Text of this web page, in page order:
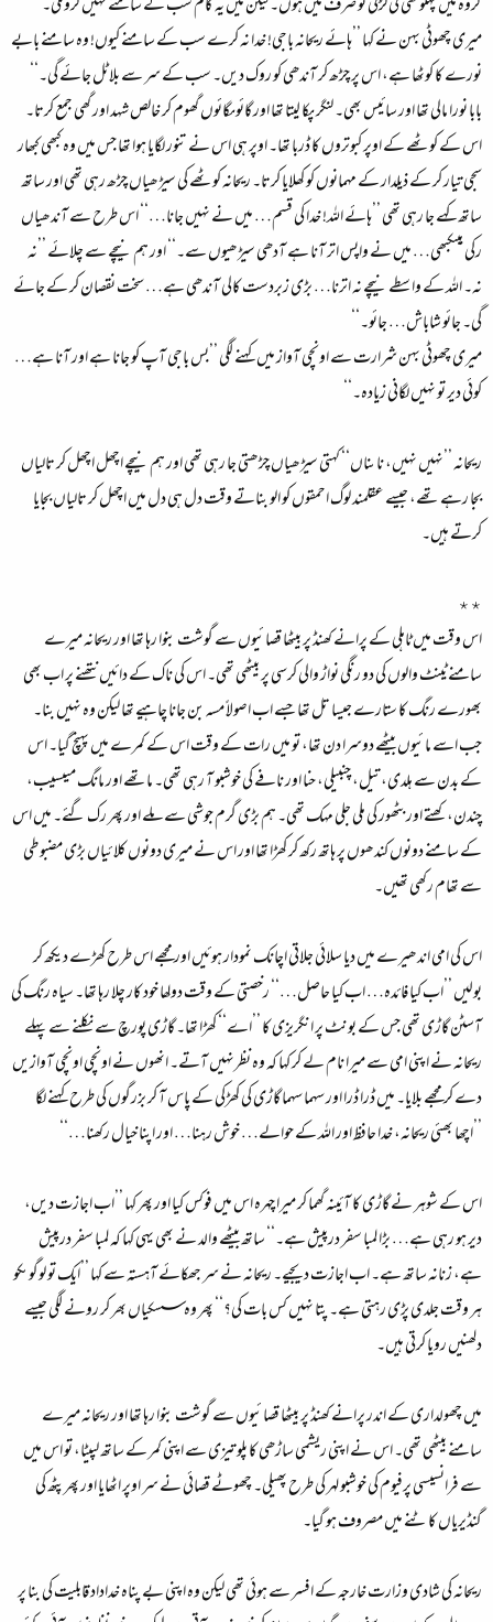
گروہ میں پہلوٹھی کی لڑکی تو صرف میں ہوں۔ لیکن میں یہ کام سب کے سامنے نہیں کروںگی۔‘‘
میری چھوٹی بہن نے کہا ’’ہائے ریحانہ باجی! خدا نہ کرے سب کے سامنے کیوں! وہ سامنے بابے
نورے کا کوٹھا ہے، اس پر چڑھ کر آندھی کو روک دیں۔ سب کے سر سے بلا ٹل جائے گی۔‘‘
بابا نورا مالی تھا اور سائیس بھی۔ لنگر پکا لیتا تھا اور گائوںگائوں گھوم کر خالص شہد اور گھی جمع کرتا۔
اس کے کوٹھے کے اوپر کبوتروں کا ڈربا تھا۔ اوپر ہی اس نے تنور لگایا ہوا تھا جس میں وہ کبھی کبھار
سجی تیار کر کے ذیلدار کے مہمانوں کو کھلایا کرتا۔ ریحانہ کوٹھے کی سیڑھیاں چڑھ رہی تھی اور ساتھ
ساتھ کہے جا رہی تھی ’’ہائے اللہ! خدا کی قسم… میں نے نہیں جانا…‘‘ اس طرح سے آندھیاں
رکی ہیںکبھی… میں نے واپس اتر آنا ہے آدھی سیڑھیوں سے۔‘‘ اور ہم نیچے سے چلائے ’’نہ
نہ۔ اللہ کے واسطے نیچے نہ اترنا… بڑی زبردست کالی آندھی ہے… سخت نقصان کر کے جائے
گی۔ جائو شاباش… جائو۔‘‘
میری چھوٹی بہن شرارت سے اونچی آواز میں کہنے لگی ’’بس باجی آپ کو جانا ہے اور آنا ہے…
کوئی دیر تو نہیں لگانی زیادہ۔‘‘
ریحانہ ’’نہیں نہیں، ناںناں‘‘ کہتی سیڑھیاں چڑھتی جا رہی تھی اور ہم نیچے اچھل اچھل کر تالیاں
بجا رہے تھے، جیسے عقلمند لوگ احمقوں کو الو بناتے وقت دل ہی دل میں اچھل کر تالیاں بجایا
کرتے ہیں۔
٭٭
اس وقت میں ٹاہلی کے پرانے کھنڈ پر بیٹھا قصائیوں سے گوشت بنوا رہا تھا اور ریحانہ میرے
سامنے ٹینٹ والوں کی دو رنگی نواڑ والی کرسی پر بیٹھی تھی۔ اس کی ناک کے دائیں نتھنے پر اب بھی
بھورے رنگ کا ستارے جیسا تل تھا جسے اب اصولاً مسہ بن جانا چاہیے تھا لیکن وہ نہیں بنا۔
جب اسے مائیوں بیٹھے دوسرا دن تھا، تو میں رات کے وقت اس کے کمرے میں پہنچ گیا۔ اس
کے بدن سے ہلدی، تیل، چنبیلی، حنا اور نافے کی خوشبو آ رہی تھی۔ ماتھے اور مانگ میںسیب،
چندن، کھتے اور بٹھور کی ملی جلی مہک تھی۔ ہم بڑی گرم جوشی سے ملے اور پھر رک گئے۔ میں اس
کے سامنے دونوں کندھوں پر ہاتھ رکھ کر کھڑا تھا اور اس نے میری دونوں کلائیاں بڑی مضبوطی
سے تھام رکھی تھیں۔
اس کی امی اندھیرے میں دیا سلائی جلاتی اچانک نمودار ہوئیں اور مجھے اس طرح کھڑے دیکھ کر
بولیں ’’اب کیا فائدہ… اب کیا حاصل…‘‘ رخصتی کے وقت دولھا خود کار چلا رہا تھا۔ سیاہ رنگ کی
آسٹن گاڑی تھی جس کے بونٹ پر انگریزی کا ’’اے‘‘ کھڑا تھا۔ گاڑی پورچ سے نکلنے سے پہلے
ریحانہ نے اپنی امی سے میرا نام لے کر کہا کہ وہ نظرنہیں آتے۔ انھوں نے اونچی اونچی آوازیں
دے کر مجھے بلایا۔ میں ڈرا ڈرا اور سہما سہما گاڑی کی کھڑکی کے پاس آ کر بزرگوں کی طرح کہنے لگا
’’اچھا بھئی ریحانہ، خدا حافظ اور اللہ کے حوالے… خوش رہنا… اور اپنا خیال رکھنا…‘‘
اس کے شوہر نے گاڑی کا آئینہ گھما کر میرا چہرہ اس میں فوکس کیا اور پھر کہا ’’اب اجازت دیں،
دیر ہو رہی ہے… بڑا لمبا سفر درپیش ہے۔‘‘ ساتھ بیٹھے والد نے بھی یہی کہا کہ لمبا سفر درپیش
ہے، زنانہ ساتھ ہے۔ اب اجازت دیجیے۔ ریحانہ نے سر جھکائے آہستہ سے کہا ’’ایک تو لوگوںکو
ہر وقت جلدی پڑی رہتی ہے۔ پتا نہیں کس بات کی؟‘‘ پھر وہ سسکیاں بھر کر رونے لگی جیسے
دلھنیں رویا کرتی ہیں۔
میں چھولداری کے اندر پرانے کھنڈ پر بیٹھا قصائیوں سے گوشت بنوا رہا تھا اور ریحانہ میرے
سامنے بیٹھی تھی۔ اس نے اپنی ریشمی ساڑھی کا پلو تیزی سے اپنی کمر کے ساتھ لپیٹا، تو اس میں
سے فرانسیسی پرفیوم کی خوشبو لہر کی طرح پھیلی۔ چھوٹے قصائی نے سر اوپر اٹھایا اور پھر پٹھ کی
گنڈیریاں کاٹنے میں مصروف ہو گیا۔
ریحانہ کی شادی وزارت خارجہ کے افسر سے ہوئی تھی لیکن وہ اپنی بے پناہ خداداد قابلیت کی بنا پر